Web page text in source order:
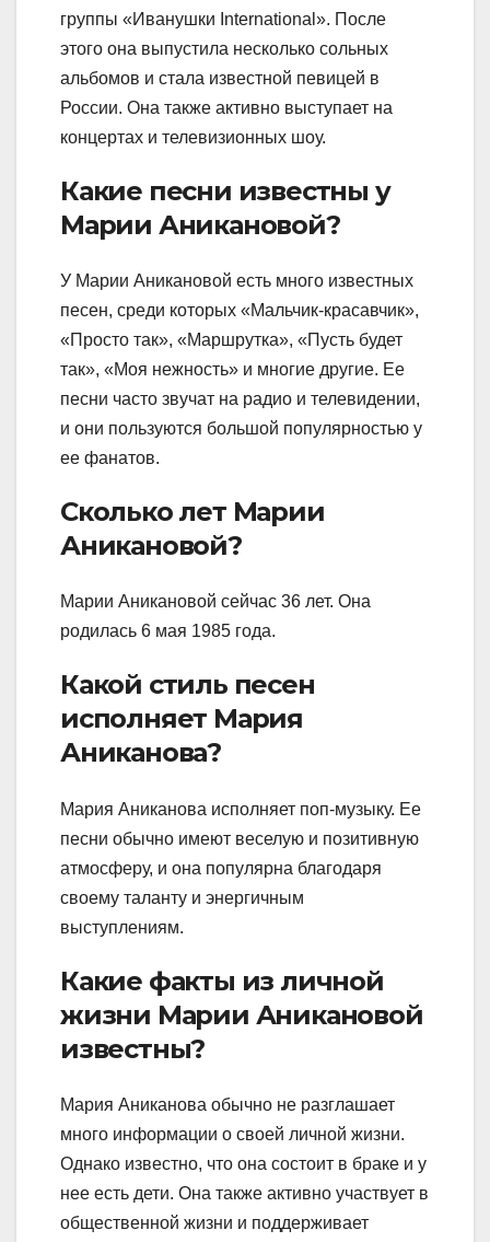
группы «Иванушки International». После
этого она выпустила несколько сольных
альбомов и стала известной певицей в
России. Она также активно выступает на
концертах и телевизионных шоу.
Какие песни известны у
Марии Аникановой?
У Марии Аникановой есть много известных
песен, среди которых «Мальчик-красавчик»,
«Просто так», «Маршрутка», «Пусть будет
так», «Моя нежность» и многие другие. Ее
песни часто звучат на радио и телевидении,
и они пользуются большой популярностью у
ее фанатов.
Сколько лет Марии
Аникановой?
Марии Аникановой сейчас 36 лет. Она
родилась 6 мая 1985 года.
Какой стиль песен
исполняет Мария
Аниканова?
Мария Аниканова исполняет поп-музыку. Ее
песни обычно имеют веселую и позитивную
атмосферу, и она популярна благодаря
своему таланту и энергичным
выступлениям.
Какие факты из личной
жизни Марии Аникановой
известны?
Мария Аниканова обычно не разглашает
много информации о своей личной жизни.
Однако известно, что она состоит в браке и у
нее есть дети. Она также активно участвует в
общественной жизни и поддерживает